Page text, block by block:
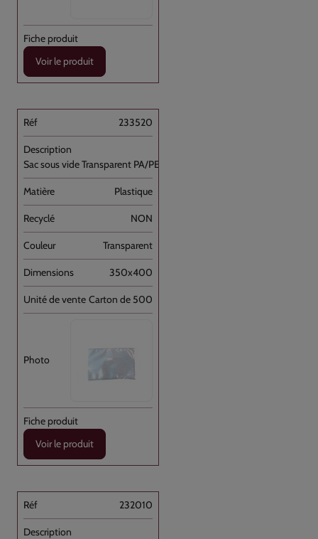
Voir le produit
233520
Sac sous vide Transparent PA/PE 35x40 //500
Plastique
NON
Transparent
350x400
Carton de 500
Voir le produit
232010